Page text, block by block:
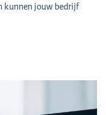
kunnen jouw bedrijf